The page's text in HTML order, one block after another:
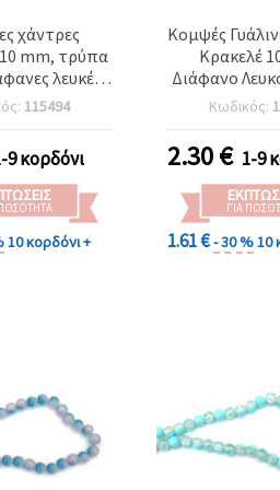
χάντρες
mm, τρύπα
λευκές
λευκή βαφή
σειρά ~85
για
& DIY
115494
9 κορδόνι
10 κορδόνι +
Κομψές
Κρακελέ
Διάφανο
Λάμψη,
Κωδικός:
2.30€ 1-9
ΓΙΑ
1.61 €- 30 %10